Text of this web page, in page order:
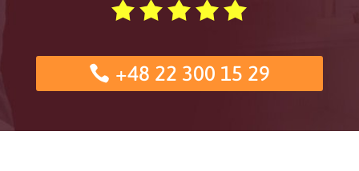
+48 22 300 15 29